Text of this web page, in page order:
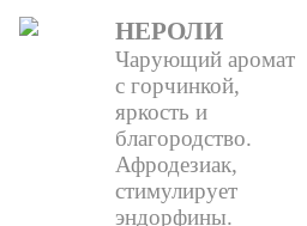
НЕРОЛИ
Чарующий аромат
с горчинкой,
яркость и
благородство.
Афродезиак,
стимулирует
эндорфины.